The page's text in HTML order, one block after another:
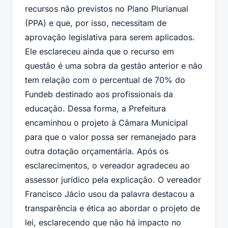
recursos não previstos no Plano Plurianual
(PPA) e que, por isso, necessitam de
aprovação legislativa para serem aplicados.
Ele esclareceu ainda que o recurso em
questão é uma sobra da gestão anterior e não
tem relação com o percentual de 70% do
Fundeb destinado aos profissionais da
educação. Dessa forma, a Prefeitura
encaminhou o projeto à Câmara Municipal
para que o valor possa ser remanejado para
outra dotação orçamentária. Após os
esclarecimentos, o vereador agradeceu ao
assessor jurídico pela explicação. O vereador
Francisco Jácio usou da palavra destacou a
transparência e ética ao abordar o projeto de
lei, esclarecendo que não há impacto no